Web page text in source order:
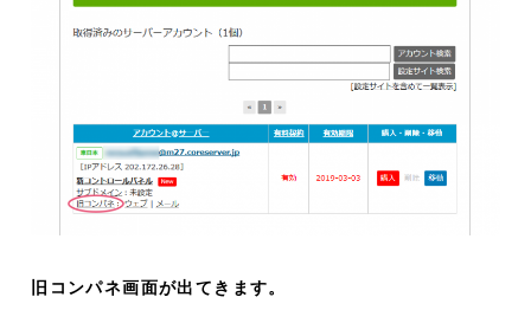
旧コンパネ画面が出てきます。